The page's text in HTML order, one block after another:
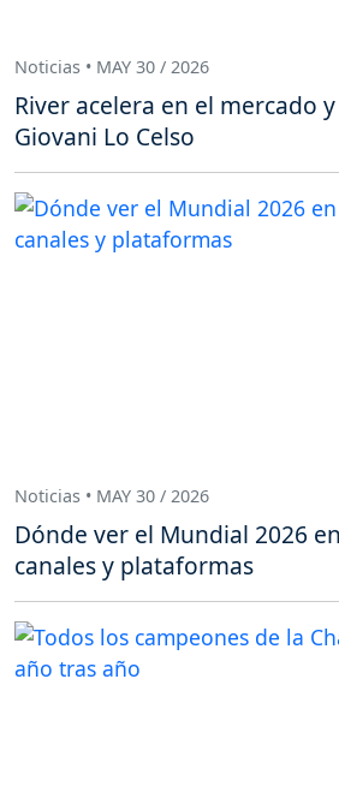
Noticias • MAY 30 / 2026
River acelera en el mercado
Giovani Lo Celso
Noticias • MAY 30 / 2026
Dónde ver el Mundial 2026
canales y plataformas